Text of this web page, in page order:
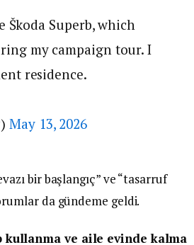
Superb, which
my campaign tour. I
residence.
May 13, 2026
bir başlangıç” ve “tasarruf
da gündeme geldi.
kullanma ve aile evinde kalma